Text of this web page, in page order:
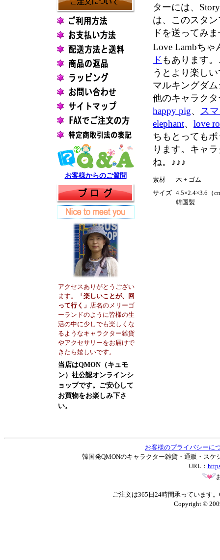
お客様からのご質問
アクセスありがとうござい
ます。
「楽しいことが、回
って行く」 店名のメリーゴ
ーランドのように皆様の生
活の中に少しでも楽しくな
るようなキャラクター雑貨
やアクセサリーをお届けで
きたら嬉しいです。
当店はQMON（キュモ
ン）社公認オンラインシ
ョップです。ご安心して
お買物をお楽しみ下さ
い。
ターには、
は、このスタ
ドを送ってみ
Love Lambちゃ
ド もあります
うとより楽し
マルキングダ
他のキャラク
happy pig、
ス
elephant、 love
ちもとっても
ります。キャ
ね。♪♪♪
素材
木 + ゴム
サイズ 4.5×2.4×3.6（
韓国製
お客様のプライバシーに
韓国発QMONのキャラクター雑貨・通販・スケ
URL：
ご注文は365日24時間承っています
Copyright ©